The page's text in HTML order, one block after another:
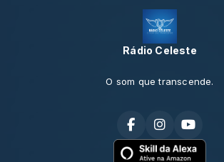
Rádio Celeste
O som que transcende.